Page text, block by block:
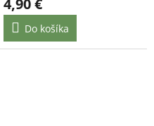
4,90 €
Do košíka